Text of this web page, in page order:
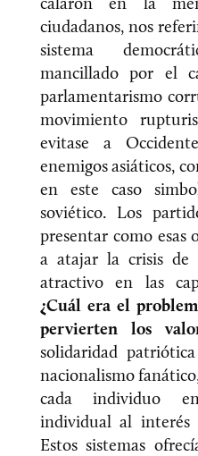
ciudadanos, nos
sistema
mancillado por el
parlamentarismo
movimiento
evitase a
enemigos asiáticos,
en este caso
soviético. Los
presentar como esas
a atajar la crisis de
atractivo en las
¿Cuál era el
pervierten los
solidaridad
nacionalismo
cada individuo
individual al interés
Estos sistemas